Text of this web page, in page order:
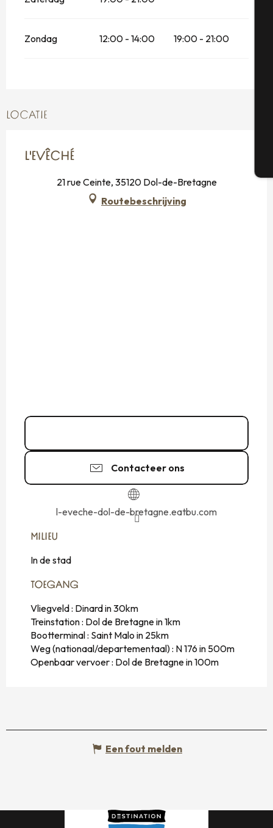
Zondag 12:00 - 14:00 19:00 - 21:00
LOCATIE
L'EVÊCHÉ
21 rue Ceinte, 35120 Dol-de-Bretagne
Routebeschrijving
Contacteer ons
l-eveche-dol-de-bretagne.eatbu.com
MILIEU
MILIEU
In de stad
TOEGANG
TOEGANG
Vliegveld : Dinard in 30km
Treinstation : Dol de Bretagne in 1km
Bootterminal : Saint Malo in 25km
Weg (nationaal/departementaal) : N 176 in 500m
Openbaar vervoer : Dol de Bretagne in 100m
Een fout melden